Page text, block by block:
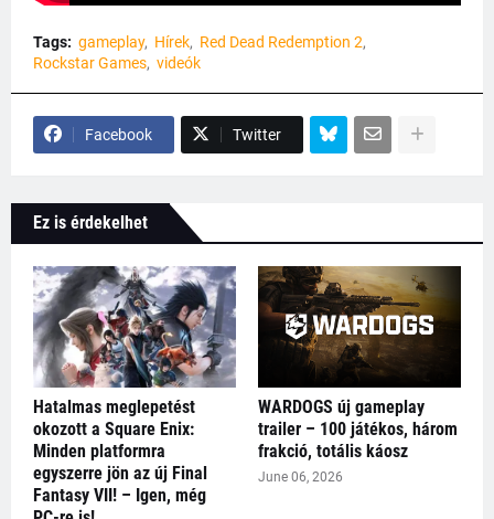
Tags: gameplay Hírek
Red Dead Redemption 2
Rockstar Games videók
Facebook Twitter
Ez is érdekelhet
Hatalmas meglepetést
okozott a Square Enix:
Minden platformra
egyszerre jön az új Final
Fantasy VII! – Igen, még
WARDOGS új gameplay
trailer – 100 játékos, három
frakció, totális káosz
June 06, 2026